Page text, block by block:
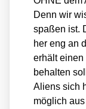
Denn wir
spa­ßen ist.
her eng an
erhält einen
behal­ten
Ali­ens sich
mög­lich